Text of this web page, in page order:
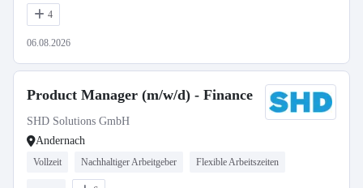
4
06.08.2026
Product Manager (m/w/d) - Finance
SHD Solutions GmbH
Andernach
Vollzeit Nachhaltiger Arbeitgeber Flexible Arbeitszeiten